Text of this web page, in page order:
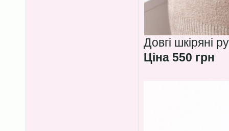
Довгі шкіряні
Ціна 550 грн